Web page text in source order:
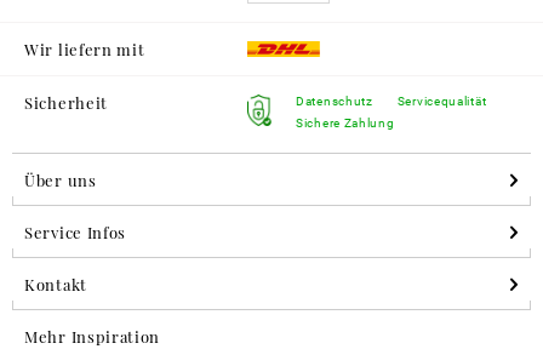
Wir liefern mit
Sicherheit
Datenschutz
Sichere Zahlung
Servicequalität
Über uns
Service Infos
Kontakt
Mehr Inspiration